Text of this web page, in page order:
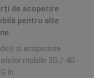
de acoperire
pentru alte
și acoperirea
mobile 3G / 4G
în :